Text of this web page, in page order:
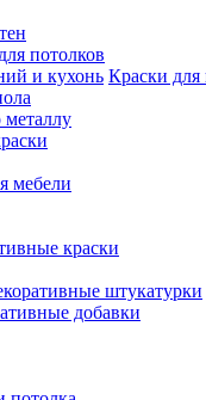
потолков
Краски
мебели
краски
штукатурки
добавки